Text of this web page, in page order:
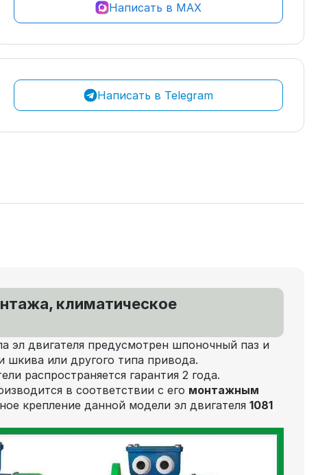
Написать в MAX
Написать в Telegram
климатическое
эл двигателя предусмотрен шпоночный паз и
шкива или другого типа привода.
распространяется гарантия 2 года.
в соответствии с его монтажным
крепление данной модели эл двигателя 1081